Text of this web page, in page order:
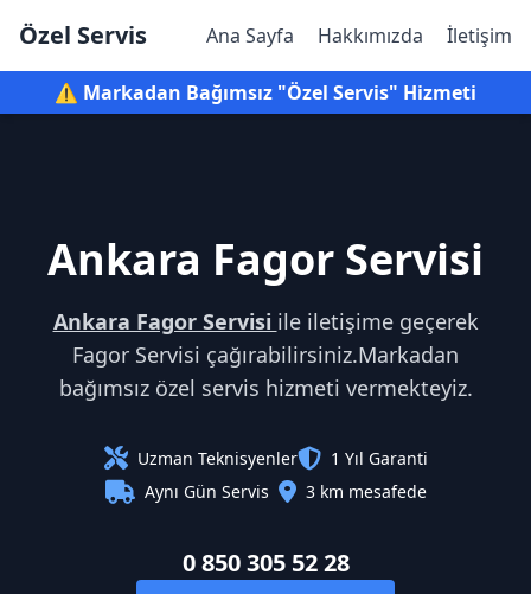
Özel Servis Ana Sayfa Hakkımızda İletişim
⚠️ Markadan Bağımsız "Özel Servis" Hizmeti
Ankara Fagor Servisi
Ankara Fagor Servisi ile iletişime geçerek
Fagor Servisi çağırabilirsiniz.Markadan
bağımsız özel servis hizmeti vermekteyiz.
Uzman Teknisyenler
1 Yıl Garanti
Aynı Gün Servis
3 km mesafede
0 850 305 52 28